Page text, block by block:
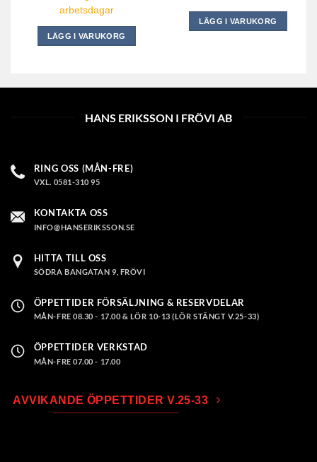
arbetsdagar
LÄGG I VARUKORG
LÄGG I VARUKORG
HANS ERIKSSON I FRÖVI AB
RING OSS (MÅN-FRE)
VXL. 0581-310 95
KONTAKTA OSS
INFO@HANSERIKSSON.SE
HITTA TILL OSS
SÖDRA BANGATAN 9, FRÖVI
ÖPPETTIDER FÖRSÄLJNING & RESERVDELAR
MÅN-FRE 08.30 - 17.00 & LÖR 10-13 (LÖR STÄNGT V.25-33)
ÖPPETTIDER VERKSTAD
MÅN-FRE 07.00 - 17.00
AVVIKANDE ÖPPETTIDER V.25-33